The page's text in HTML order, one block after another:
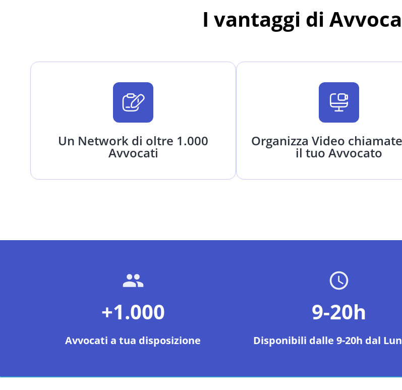
I vantaggi di
Un Network di oltre 1.000
Avvocati
Organizza Video
il tuo Avvocato
+1.000
Avvocati a tua disposizione
9-20h
Disponibili dalle 9-20h dal